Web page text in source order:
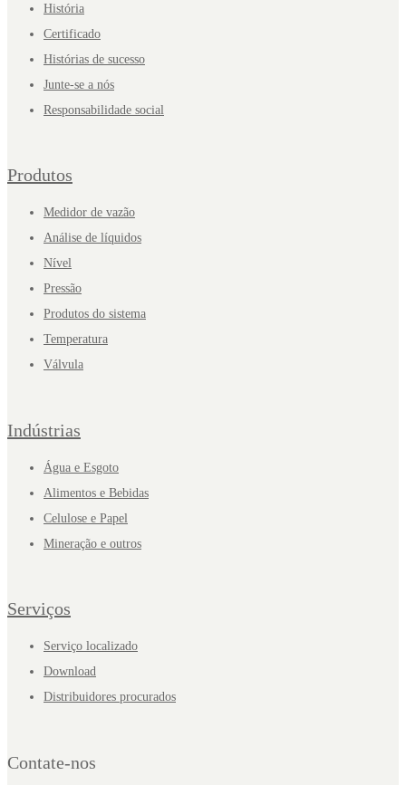
História
Certificado
Histórias de sucesso
Junte-se a nós
Responsabilidade social
Produtos
Medidor de vazão
Análise de líquidos
Nível
Pressão
Produtos do sistema
Temperatura
Válvula
Indústrias
Água e Esgoto
Alimentos e Bebidas
Celulose e Papel
Mineração e outros
Serviços
Serviço localizado
Download
Distribuidores procurados
Contate-nos